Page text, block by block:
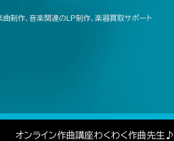
曲制作、音楽関連のLP制作、楽器買取サポート
オンライン作曲講座わくわく作曲先生♪